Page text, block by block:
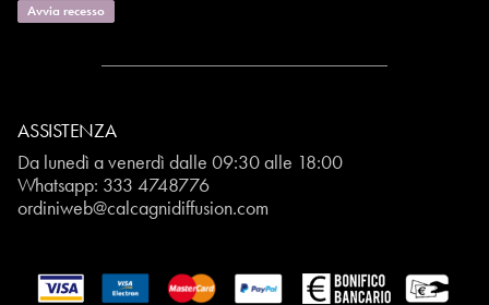
Avvia recesso
ASSISTENZA
Da lunedì a venerdì dalle 09:30 alle 18:00
Whatsapp: 333 4748776
ordiniweb@calcagnidiffusion.com